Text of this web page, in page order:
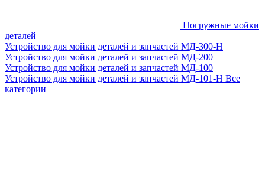
Погружные мойки
деталей
Устройство для мойки деталей и запчастей МД-300-H
Устройство для мойки деталей и запчастей МД-200
Устройство для мойки деталей и запчастей МД-100
Устройство для мойки деталей и запчастей МД-101-Н Все
категории